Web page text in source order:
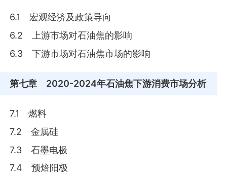
6.1 宏观经济及政策导向
6.2 上游市场对石油焦的影响
6.3 下游市场对石油焦市场的影响
第七章 2020-2024年石油焦下游消费市场分析
7.1 燃料
7.2 金属硅
7.3 石墨电极
7.4 预焙阳极